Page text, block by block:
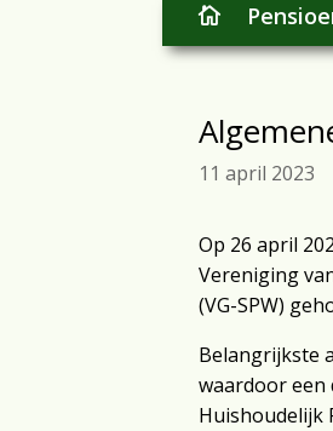

11 april 2023
Op 26 april
Vereniging
(VG-SPW)
Belangrijkste
waardoor
Huishoudelijk